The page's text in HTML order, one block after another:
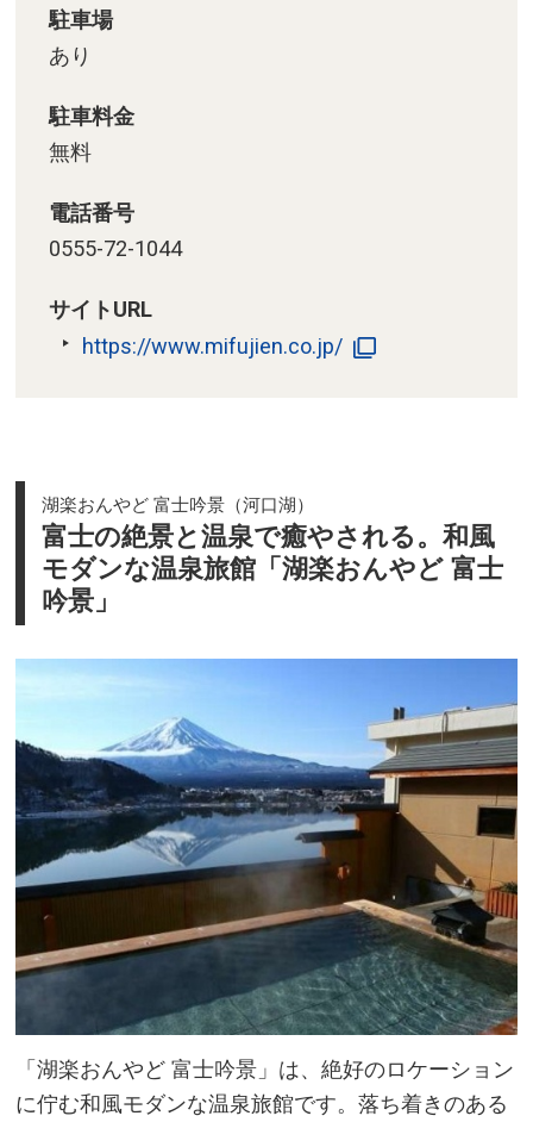
駐車場
あり
駐車料金
無料
電話番号
0555-72-1044
サイトURL
https://www.mifujien.co.jp/
湖楽おんやど 富士吟景（河口湖）
富士の絶景と温泉で癒やされる。和風
モダンな温泉旅館「湖楽おんやど 富士
吟景」
「湖楽おんやど 富士吟景」は、絶好のロケーション
に佇む和風モダンな温泉旅館です。落ち着きのある